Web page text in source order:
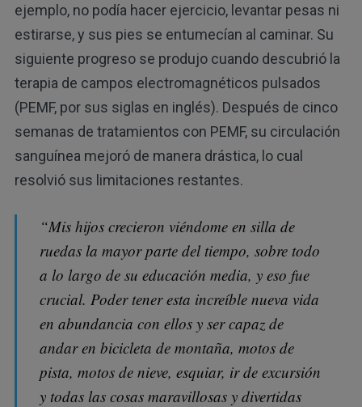
ejemplo, no podía hacer ejercicio, levantar pesas ni
estirarse, y sus pies se entumecían al caminar. Su
siguiente progreso se produjo cuando descubrió la
terapia de campos electromagnéticos pulsados
(PEMF, por sus siglas en inglés). Después de cinco
semanas de tratamientos con PEMF, su circulación
sanguínea mejoró de manera drástica, lo cual
resolvió sus limitaciones restantes.
“Mis hijos crecieron viéndome en silla de
ruedas la mayor parte del tiempo, sobre todo
a lo largo de su educación media, y eso fue
crucial. Poder tener esta increíble nueva vida
en abundancia con ellos y ser capaz de
andar en bicicleta de montaña, motos de
pista, motos de nieve, esquiar, ir de excursión
y todas las cosas maravillosas y divertidas